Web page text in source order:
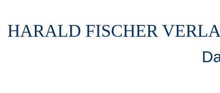
HARALD FISCHER